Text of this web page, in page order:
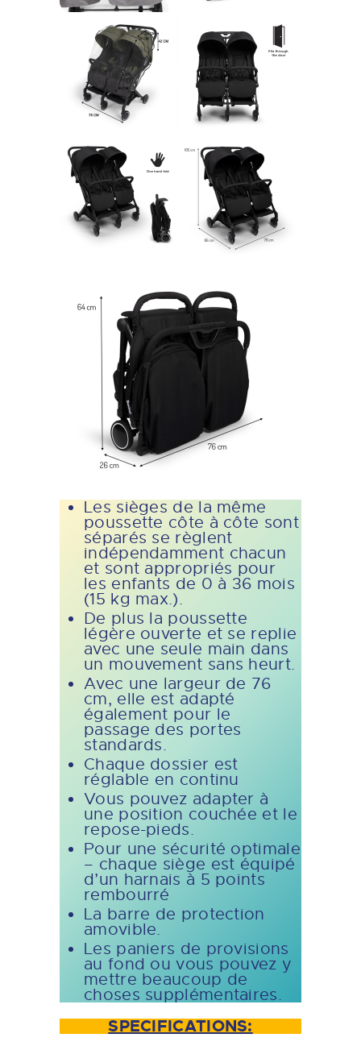
Les sièges de la même
poussette côte à côte sont
séparés se règlent
indépendamment chacun
et sont appropriés pour
les enfants de 0 à 36 mois
(15 kg max.).
De plus la poussette
légère ouverte et se replie
avec une seule main dans
un mouvement sans heurt.
Avec une largeur de 76
cm, elle est adapté
également pour le
passage des portes
standards.
Chaque dossier est
réglable en continu
Vous pouvez adapter à
une position couchée et le
repose-pieds.
Pour une sécurité optimale
– chaque siège est équipé
d’un harnais à 5 points
rembourré
La barre de protection
amovible.
Les paniers de provisions
au fond ou vous pouvez y
mettre beaucoup de
choses supplémentaires.
SPECIFICATIONS: